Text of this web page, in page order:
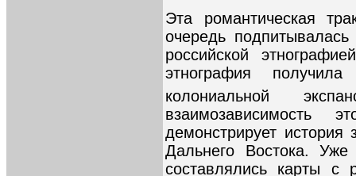
Эта романтическая
очередь
российской
этнография
колониальной
взаимозависимость
демонстрирует
Дальнего Востока.
составлялись карты